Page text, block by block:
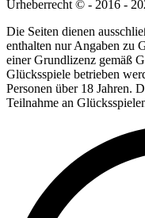
Urheberrecht © - 2016 -
Die Seiten dienen
enthalten nur Angaben zu
einer Grundlizenz gemäß
Glücksspiele betrieben
Personen über 18 Jahren.
Teilnahme an